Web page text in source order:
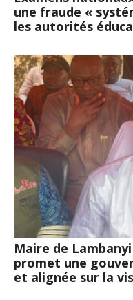
une fraude «
les autorités
Maire de
promet une
et alignée sur la